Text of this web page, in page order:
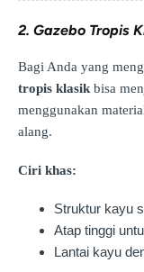
2. Gazebo Tropis
Bagi Anda yang
tropis klasikbisa
menggunakan
alang.
Ciri khas:
Struktur kayu
Atap tinggi
Lantai kayu